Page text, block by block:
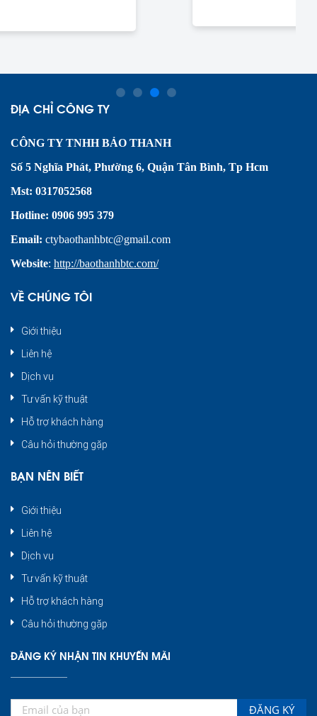
1234
ĐỊA CHỈ CÔNG TY
CÔNG TY TNHH BẢO THANH
Số 5 Nghĩa Phát, Phường 6, Quận Tân Bình, Tp Hcm
Mst: 0317052568
Hotline: 0906 995 379
Email: ctybaothanhbtc@gmail.com
Website: http://baothanhbtc.com/
VỀ CHÚNG TÔI
Giới thiệu
Liên hệ
Dịch vụ
Tư vấn kỹ thuật
Hỗ trợ khách hàng
Câu hỏi thường gặp
BẠN NÊN BIẾT
Giới thiệu
Liên hệ
Dịch vụ
Tư vấn kỹ thuật
Hỗ trợ khách hàng
Câu hỏi thường gặp
ĐĂNG KÝ NHẬN TIN KHUYẾN MÃI
ĐĂNG KÝ